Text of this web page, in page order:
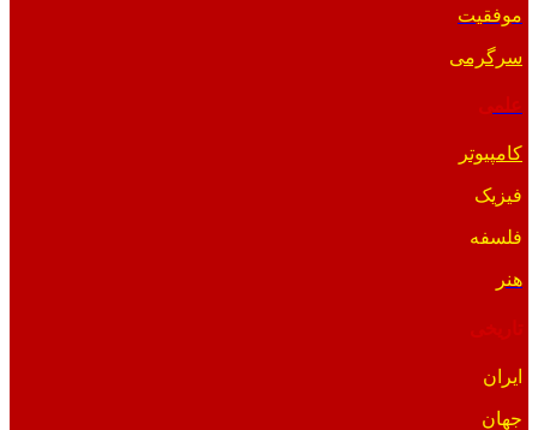
موفقیت
سرگرمی
کامپیوتر
فیزیک
فلسفه
هنر
ایران
جهان